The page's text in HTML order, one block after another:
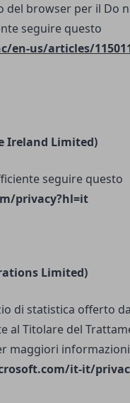
browser per il Do
seguire questo
us/articles/
Ireland Limited)
seguire questo
privacy?hl=it
Limited)
di statistica offerto
al Titolare del
maggiori
it-it/